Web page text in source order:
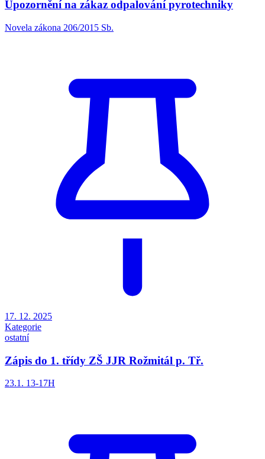
Upozornění na zákaz odpalování pyrotechniky
Novela zákona 206/2015 Sb.
17. 12. 2025
Kategorie
ostatní
Zápis do 1. třídy ZŠ JJR Rožmitál p. Tř.
23.1. 13-17H